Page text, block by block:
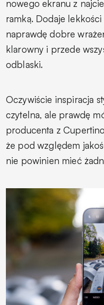
nowego ekranu z
ramką. Dodaje
naprawdę dobre
klarowny i przede
odblaski.
Oczywiście inspiracja
czytelna, ale prawdę
producenta z
że pod względem
nie powinien mieć